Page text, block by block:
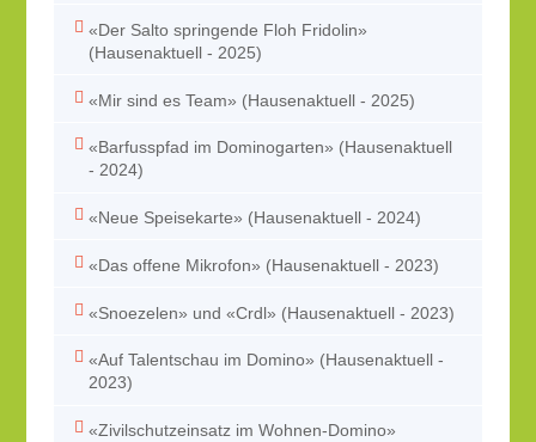
«Der Salto springende Floh Fridolin»
(Hausenaktuell - 2025)
«Mir sind es Team» (Hausenaktuell - 2025)
«Barfusspfad im Dominogarten» (Hausenaktuell
- 2024)
«Neue Speisekarte» (Hausenaktuell - 2024)
«Das offene Mikrofon» (Hausenaktuell - 2023)
«Snoezelen» und «Crdl» (Hausenaktuell - 2023)
«Auf Talentschau im Domino» (Hausenaktuell -
2023)
«Zivilschutzeinsatz im Wohnen-Domino»